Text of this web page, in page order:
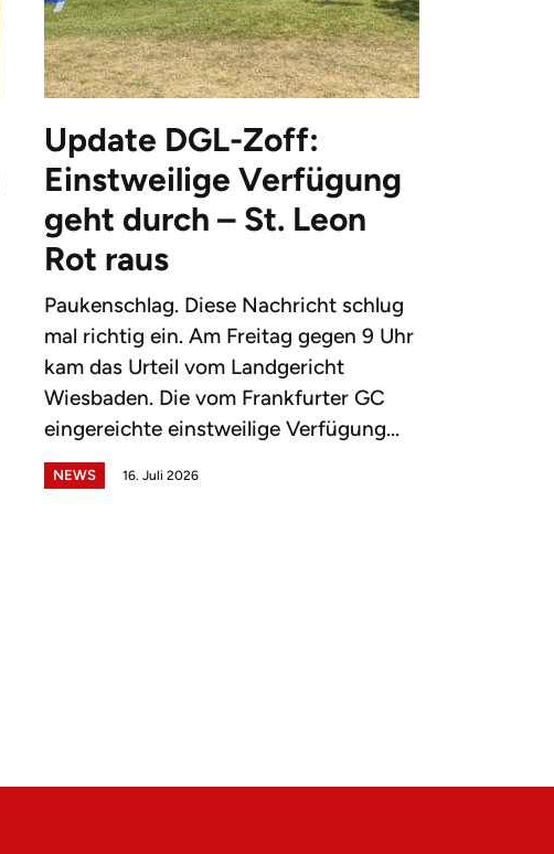
Update DGL-Zoff:
Einstweilige Verfügung
geht durch – St. Leon
Rot raus
Paukenschlag. Diese Nachricht schlug
mal richtig ein. Am Freitag gegen 9 Uhr
kam das Urteil vom Landgericht
Wiesbaden. Die vom Frankfurter GC
eingereichte einstweilige Verfügung...
NEWS 16. Juli 2026